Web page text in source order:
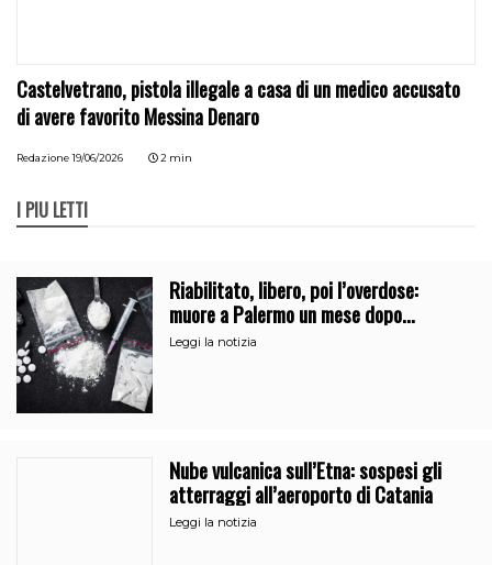
Castelvetrano, pistola illegale a casa di un medico accusato
di avere favorito Messina Denaro
Redazione 19/06/2026 2 min
I PIÙ LETTI
Riabilitato, libero, poi l’overdose:
muore a Palermo un mese dopo
l’uscita dalla comunità
Leggi la notizia
Nube vulcanica sull’Etna: sospesi gli
atterraggi all’aeroporto di Catania
Leggi la notizia